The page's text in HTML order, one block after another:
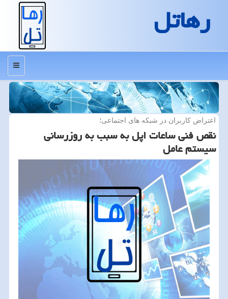
رهاتل
منو
اعتراض كاربران در شبكه های اجتماعی؛
نقص فنی ساعات اپل به سبب به روزرسانی
سیستم عامل